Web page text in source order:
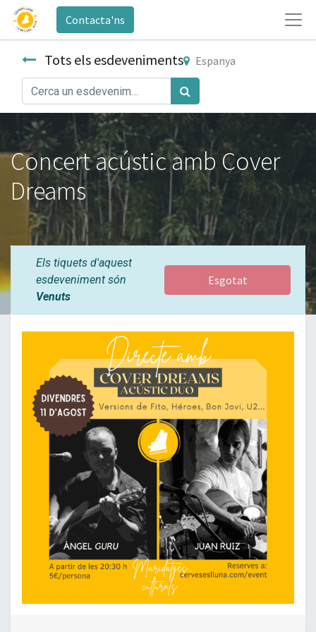
Contacta'ns
Tots els esdeveniments Espanya
Concert acústic amb Cover
Dreams
Els tiquets d'aquest
esdeveniment són
Venuts
Esgotat